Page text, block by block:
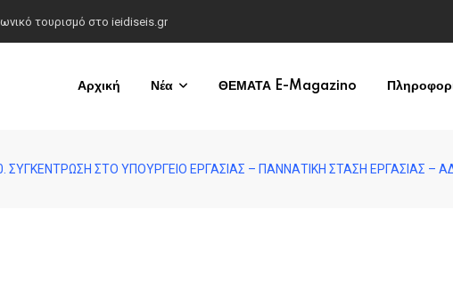
τουρισμό στο ieidiseis.gr
Αρχική Νέα ΘΕΜΑΤΑ E-Magazino
ΣΥΓΚΕΝΤΡΩΣΗ ΣΤΟ ΥΠOΥΡΓΕΙΟ ΕΡΓΑΣΙΑΣ – ΠΑΝΝΑΤΙΚΗ ΣΤΑΣΗ ΕΡΓΑΣΙΑΣ –